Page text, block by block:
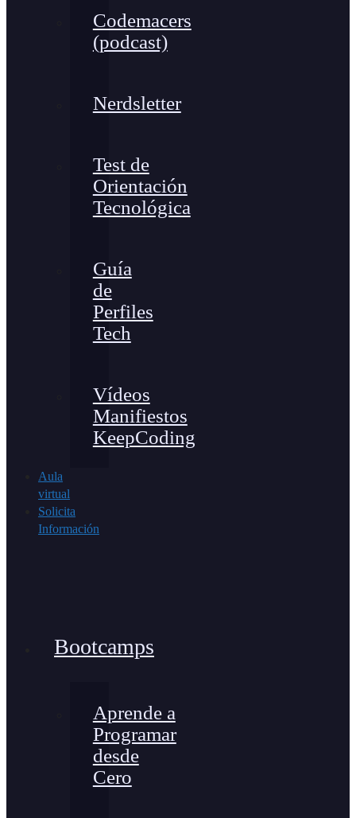
Codemacers
(podcast)
Nerdsletter
Test de
Orientación
Tecnológica
Guía
de
Perfiles
Tech
Vídeos
Manifiestos
KeepCoding
Aula
virtual
Solicita
Información
Bootcamps
Aprende a
Programar
desde
Cero